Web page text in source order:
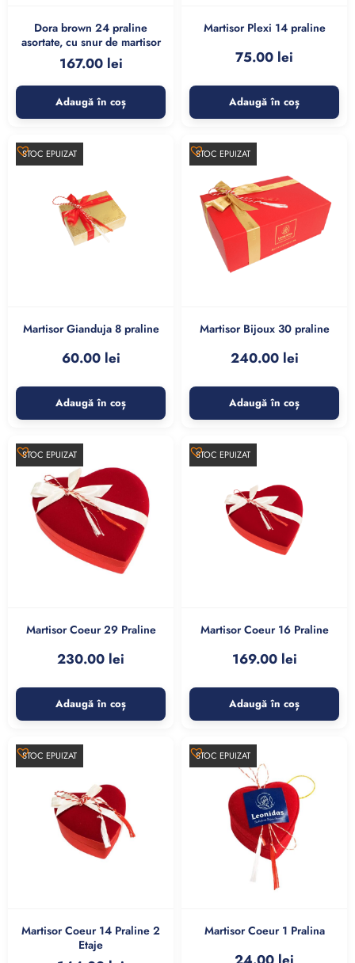
Dora brown 24 praline
asortate, cu snur de martisor
167.00 lei
Adaugă în coș
Martisor Plexi 14 praline
75.00 lei
Adaugă în coș
STOC EPUIZAT
Martisor Gianduja 8 praline
60.00 lei
Adaugă în coș
STOC EPUIZAT
Martisor Bijoux 30 praline
240.00 lei
Adaugă în coș
STOC EPUIZAT
Martisor Coeur 29 Praline
230.00 lei
Adaugă în coș
STOC EPUIZAT
Martisor Coeur 16 Praline
169.00 lei
Adaugă în coș
STOC EPUIZAT
Martisor Coeur 14 Praline 2
Etaje
STOC EPUIZAT
Martisor Coeur 1 Pralina